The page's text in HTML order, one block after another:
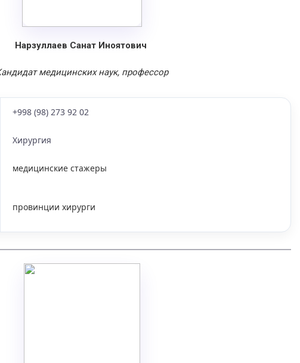
Нарзуллаев Санат Иноятович
медицинских наук, профессор
+998 (98) 273 92 02
Хирургия
медицинские стажеры
провинции хирурги